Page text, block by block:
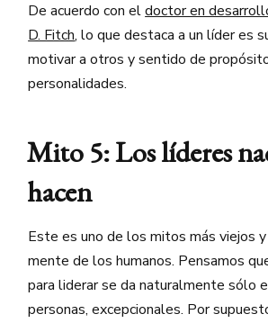
De acuerdo con eldoctor en
D. Fitch, lo que destaca a un líder es
motivar a otros y sentido de
personalidades.
Mito 5: Los líderes
hacen
Este es uno de los mitos más viejos
mente de los humanos. Pensamos
para liderar se da naturalmente sólo
personas, excepcionales. Por